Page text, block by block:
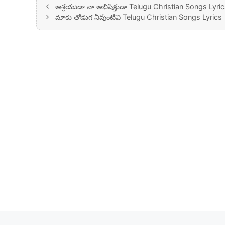
ఆశ్రయుడా నా అభిషిక్తుడా Telugu Christian Songs
మాకు తోడుగ నీవుంటివి Telugu Christian Songs Lyrics